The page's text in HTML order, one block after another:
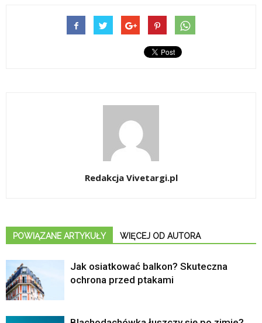
Redakcja Vivetargi.pl
POWIĄZANE ARTYKUŁY WIĘCEJ OD AUTORA
Jak osiatkować balkon? Skuteczna
ochrona przed ptakami